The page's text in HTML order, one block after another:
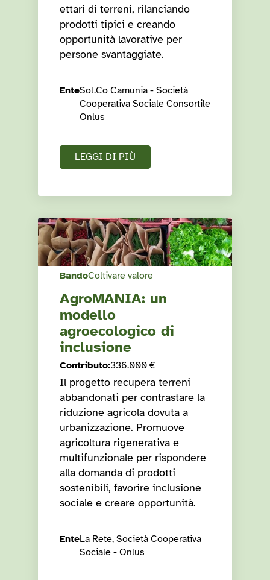
ettari di terreni, rilanciando
prodotti tipici e creando
opportunità lavorative per
persone svantaggiate.
EnteSol.Co Camunia - Società
Cooperativa Sociale Consortile
Onlus
LEGGI DI PIÙ
BandoColtivare valore
AgroMANIA: un
modello
agroecologico di
inclusione
Contributo:336.000 €
Il progetto recupera terreni
abbandonati per contrastare la
riduzione agricola dovuta a
urbanizzazione. Promuove
agricoltura rigenerativa e
multifunzionale per rispondere
alla domanda di prodotti
sostenibili, favorire inclusione
sociale e creare opportunità.
EnteLa Rete, Società Cooperativa
Sociale - Onlus